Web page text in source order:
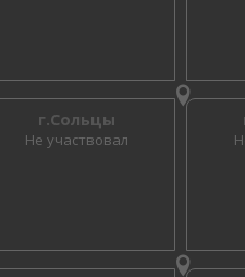
г.Сольцы
Не участвовал